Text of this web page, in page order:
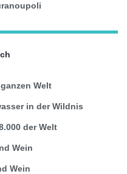
Welt
in der Wildnis
der Welt
Wein
Wein